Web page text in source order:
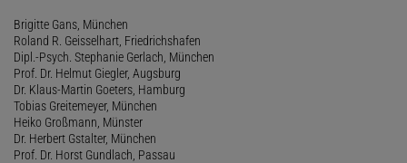
Brigitte Gans, München
Roland R. Geisselhart, Friedrichshafen
Dipl.-Psych. Stephanie Gerlach, München
Prof. Dr. Helmut Giegler, Augsburg
Dr. Klaus-Martin Goeters, Hamburg
Tobias Greitemeyer, München
Heiko Großmann, Münster
Dr. Herbert Gstalter, München
Prof. Dr. Horst Gundlach, Passau